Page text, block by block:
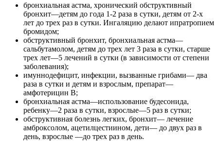
бронхиальная астма, хронический обструктивный
бронхит—детям до года 1-2 раза в сутки, детям от 2-х
лет до трех раз в сутки. Ингаляцию делают ипратропием
бромидом;
обструктивный бронхит, бронхиальная астма—
сальбутамолом, детям до трех лет 3 раза в сутки, старше
трех лет—5 лечений в сутки (в зависимости от степени
заболевания);
имуннодефицит, инфекции, вызванные грибами— два
раза в сутки и детям и взрослым, препарат—
амфотерицин В;
бронхиальная астма—использование будесонида,
ребенку—2 раза в сутки, взрослые—5 раз в сутки;
обструктивная болезнь легких, бронхит— лечение
амброксолом, ацетилцестиином, дети— до двух раз в
день, взрослые —до трех раз в день.